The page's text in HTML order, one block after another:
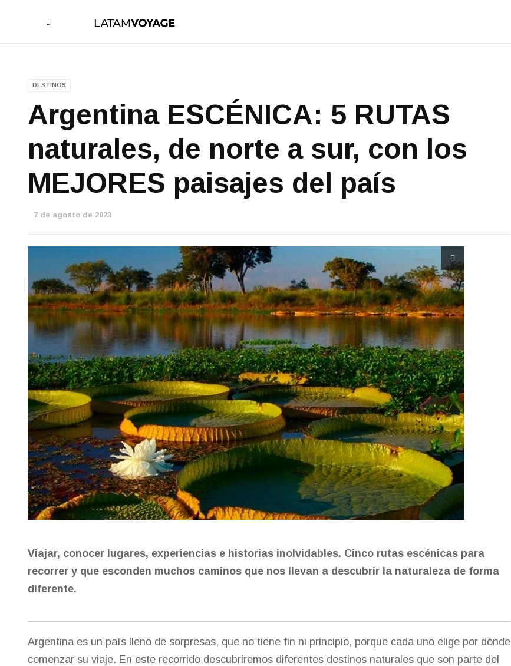
DESTINOS
Argentina ESCÉNICA: 5 RUTAS
naturales, de norte a sur, con los
MEJORES paisajes del país
7 de agosto de 2023
Viajar, conocer lugares, experiencias e historias inolvidables. Cinco rutas escénicas para
recorrer y que esconden muchos caminos que nos llevan a descubrir la naturaleza de forma
diferente.
Argentina es un país lleno de sorpresas, que no tiene fin ni principio, porque cada uno elige por dónde
comenzar su viaje. En este recorrido descubriremos diferentes destinos naturales que son parte del